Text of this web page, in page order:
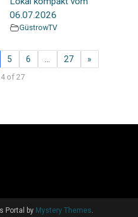
06.07.2026
GüstrowTV
5 6 27 »
4 of 27
Portal by Mystery Themes.